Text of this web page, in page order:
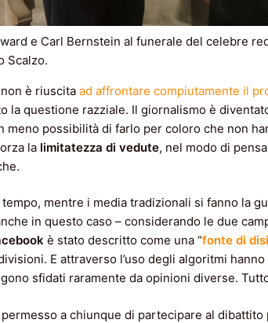
e Carl Bernstein al funerale del celebre
Scalzo.
è riuscita ad affrontare compiutamente il
la questione razziale. Il giornalismo è
meno possibilità di farlo per coloro che non
la limitatezza di vedute, nel modo di
mentre i media tradizionali si fanno la
in questo caso – considerando le due
è stato descritto come una “fonte di
E attraverso l’uso degli algoritmi
sfidati raramente da opinioni diverse.
a chiunque di partecipare al dibattito